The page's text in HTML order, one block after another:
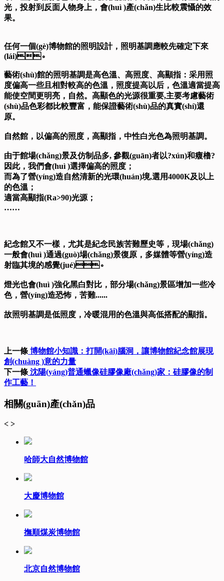
光，投射到反面人物身上，會(huì )產(chǎn)生比較震懾的效
果。
任何一個(gè)博物館的照明設計，照明基調應較先確定下來
(lái)。
藝術(shù)館的照明基調是高色溫、高照度、高顯指：采用照
度偏高一些且相對較高的色溫，照度提高以后，色溫適當提高
能使空間更明亮，自然。高顯色的光源很重要,主要考慮藝術
(shù)品色彩都比較豐富，能保證藝術(shù)品的真實(shí)還
原。
自然館，以偏高的照度，高顯指，中性白光色為照明基調。
由于館場(chǎng)景及仿制品多, 參觀(guān)者以?xún)和癁橹?
因此，我們會(huì )選擇偏高的照度；
而為了營(yíng)造自然清新的光環(huán)境,選用4000K及以上
的色溫；
適當高顯指(Ra>90)光源；
……
紀念館又不一樣，尤其是紀念民族苦難歷史等，現場(chǎng)
一般會(huì )通過(guò)場(chǎng)景復原，多媒體等營(yíng)造
射臨其境的感覺(jué)。
燈光也會(huì )強化黑白對比，部分場(chǎng)景區增加一些冷
色，營(yíng)造恐怖，苦難......
故照明基調是低照度，冷暖混用的色溫與高低搭配的顯指。
上一條 博物館小知識：打開(kāi)腦洞，讓博物館紀念館展現
創(chuàng )意的力量
下一條 沈陽(yáng)普通蠟像硅膠像廠(chǎng)家：硅膠像的制
作工藝！
相關(guān)產(chǎn)品
< >
哈師大自然博物館
大慶博物館
撫順煤炭博物館
北京自然博物館